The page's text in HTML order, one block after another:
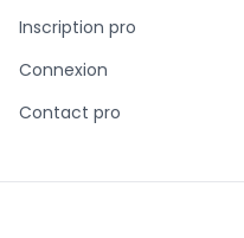
Inscription pro
Connexion
Contact pro